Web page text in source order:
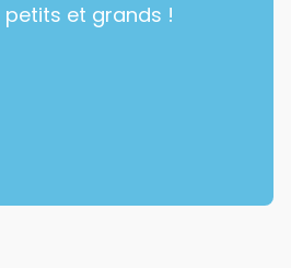
et grands !